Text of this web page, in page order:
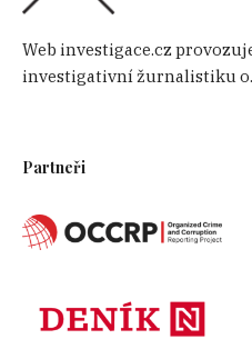
Web investigace.cz
investigativní žurnalistiku
Partneři